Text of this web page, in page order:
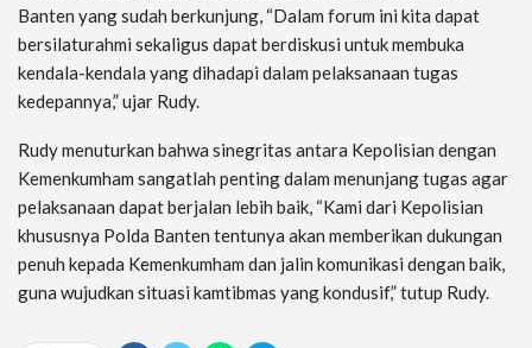
Banten yang sudah berkunjung, “Dalam forum ini kita dapat
bersilaturahmi sekaligus dapat berdiskusi untuk membuka
kendala-kendala yang dihadapi dalam pelaksanaan tugas
kedepannya,” ujar Rudy.
Rudy menuturkan bahwa sinegritas antara Kepolisian dengan
Kemenkumham sangatlah penting dalam menunjang tugas agar
pelaksanaan dapat berjalan lebih baik, “Kami dari Kepolisian
khususnya Polda Banten tentunya akan memberikan dukungan
penuh kepada Kemenkumham dan jalin komunikasi dengan baik,
guna wujudkan situasi kamtibmas yang kondusif,” tutup Rudy.